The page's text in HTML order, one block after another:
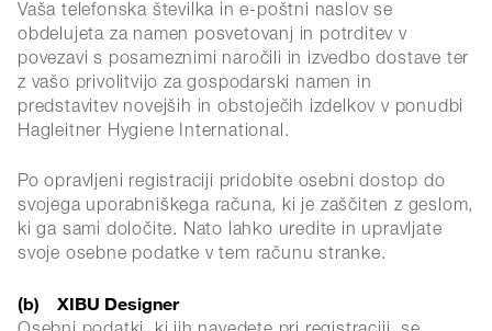
Vaša telefonska številka in e-poštni naslov se
obdelujeta za namen posvetovanj in potrditev v
povezavi s posameznimi naročili in izvedbo dostave ter
z vašo privolitvijo za gospodarski namen in
predstavitev novejših in obstoječih izdelkov v ponudbi
Hagleitner Hygiene International.
Po opravljeni registraciji pridobite osebni dostop do
svojega uporabniškega računa, ki je zaščiten z geslom,
ki ga sami določite. Nato lahko uredite in upravljate
svoje osebne podatke v tem računu stranke.
(b) XIBU Designer